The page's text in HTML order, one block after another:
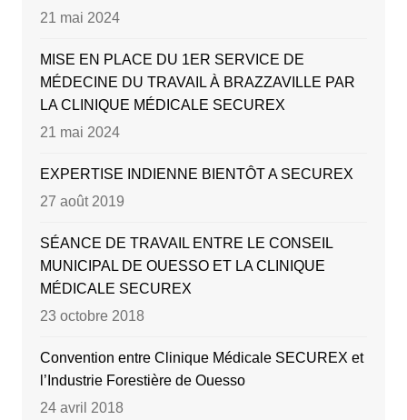
21 mai 2024
MISE EN PLACE DU 1ER SERVICE DE
MÉDECINE DU TRAVAIL À BRAZZAVILLE PAR
LA CLINIQUE MÉDICALE SECUREX
21 mai 2024
EXPERTISE INDIENNE BIENTÔT A SECUREX
27 août 2019
SÉANCE DE TRAVAIL ENTRE LE CONSEIL
MUNICIPAL DE OUESSO ET LA CLINIQUE
MÉDICALE SECUREX
23 octobre 2018
Convention entre Clinique Médicale SECUREX et
l’Industrie Forestière de Ouesso
24 avril 2018